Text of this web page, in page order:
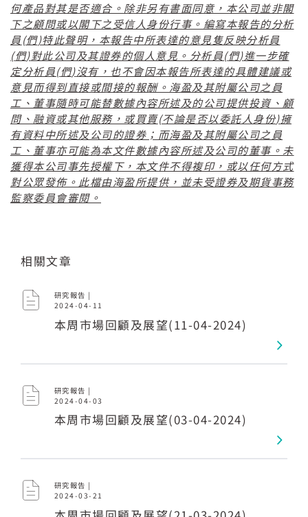
相關文章
研究報告 |
2024-04-11
本周市場回顧及展望(11-04-2024)
研究報告 |
2024-04-03
本周市場回顧及展望(03-04-2024)
研究報告 |
2024-03-21
何產品對其是否適合。除非另有書面同意，本公司並非閣
下之顧問或以閣下之受信人身份行事。編寫本報告的分析
員 (們)特此聲明，本報告中所表達的意見隻反映分析員
(們)對此公司及其證券的個人意見。分析員(們)進一步確
定分析員(們)沒有，也不會因本報告所表達的具體建議或
意見而得到直接或間接的報酬。海盈及其附屬公司之員
工、董事隨時可能替數據內容所述及的公司提供投資、顧
問、融資或其他服務，或買賣(不論是否以委託人身份)擁
有資料中所述及公司的證券；而海盈及其附屬公司之員
工、董事亦可能為本文件數據內容所述及公司的董事。未
獲得本公司事先授權下，本文件不得複印，或以任何方式
對公眾發佈。此檔由海盈所提供，並未受證券及期貨事務
監察委員會審閱。